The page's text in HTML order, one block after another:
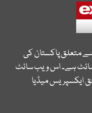
متعلق پاکستان کی
ہے۔ اس ویب سائٹ
ایکسپریس میڈیا